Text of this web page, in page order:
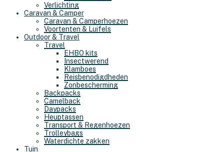
Verlichting
Caravan & Camper
Caravan & Camperhoezen
Voortenten & Luifels
Outdoor & Travel
Travel
EHBO kits
Insectwerend
Klamboes
Reisbenodigdheden
Zonbescherming
Backpacks
Camelback
Daypacks
Heuptassen
Transport & Regenhoezen
Trolleybags
Waterdichte zakken
Tuin